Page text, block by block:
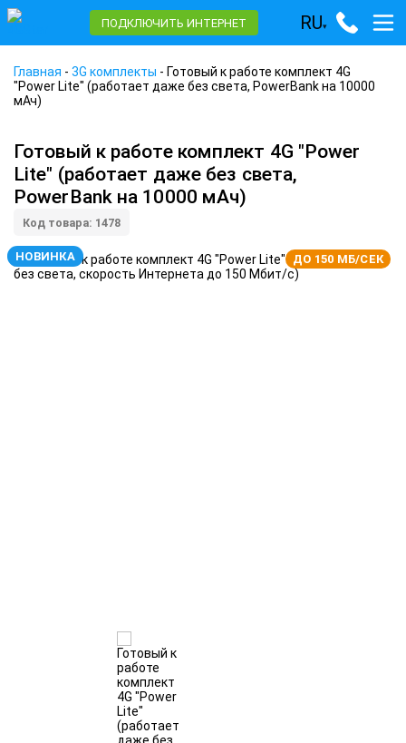
ПОДКЛЮЧИТЬ ИНТЕРНЕТ RU▾
Главная - 3G комплекты - Готовый к работе комплект 4G
"Power Lite" (работает даже без света, PowerBank на 10000
мАч)
Готовый к работе комплект 4G "Power
Lite" (работает даже без света,
PowerBank на 10000 мАч)
Код товара: 1478
НОВИНКА ДО 150 МБ/СЕК